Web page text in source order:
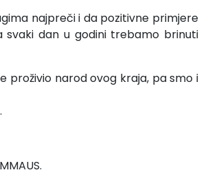
najpreči i da pozitivne primjere
svaki dan u godini trebamo brinuti
proživio narod ovog kraja, pa smo i